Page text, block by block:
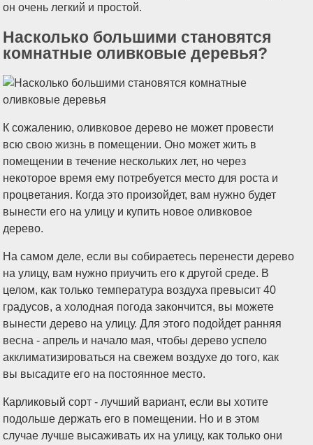
он очень легкий и простой.
Насколько большими становятся
комнатные оливковые деревья?
К сожалению, оливковое дерево не может провести
всю свою жизнь в помещении. Оно может жить в
помещении в течение нескольких лет, но через
некоторое время ему потребуется место для роста и
процветания. Когда это произойдет, вам нужно будет
вынести его на улицу и купить новое оливковое
дерево.
На самом деле, если вы собираетесь перенести дерево
на улицу, вам нужно приучить его к другой среде. В
целом, как только температура воздуха превысит 40
градусов, а холодная погода закончится, вы можете
вынести дерево на улицу. Для этого подойдет ранняя
весна - апрель и начало мая, чтобы дерево успело
акклиматизироваться на свежем воздухе до того, как
вы высадите его на постоянное место.
Карликовый сорт - лучший вариант, если вы хотите
подольше держать его в помещении. Но и в этом
случае лучше высаживать их на улицу, как только они